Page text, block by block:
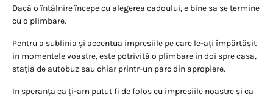
Dacă o întâlnire începe cu alegerea cadoului, e bine sa se termine
cu o plimbare.
Pentru a sublinia și accentua impresiile pe care le-ați împărtășit
in momentele voastre, este potrivită o plimbare in doi spre casa,
stația de autobuz sau chiar printr-un parc din apropiere.
In speranța ca ți-am putut fi de folos cu impresiile noastre și ca